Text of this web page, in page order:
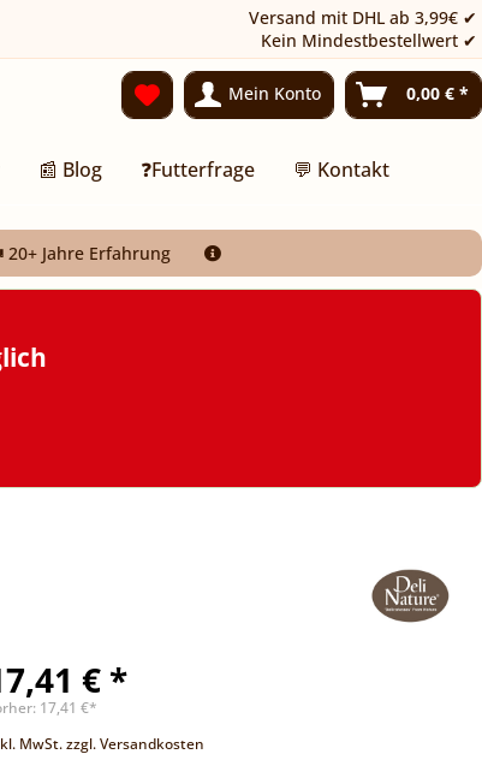
Versand mit DHL ab 3,99€ ✔
Kein Mindestbestellwert ✔
Mein Konto 0,00 € *
📰 Blog ❓Futterfrage 💬 Kontakt
20+ Jahre Erfahrung
€ *
17,41 €*
MwSt.zzgl. Versandkosten